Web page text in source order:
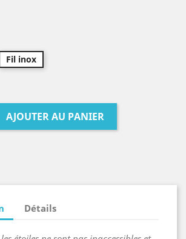
Fil inox
AJOUTER AU PANIER
Détails